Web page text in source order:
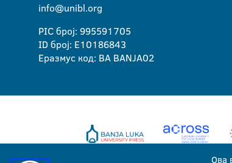
info@unibl.org
PIC број: 995591705
ID број: E10186843
Еразмус код: BA BANJA02
Ова